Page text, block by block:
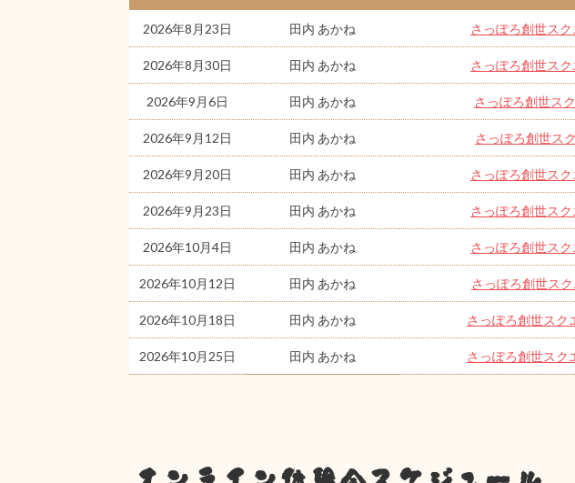
2026年8月23日 田内 あかね さっぽろ創世ス
2026年8月30日 田内 あかね さっぽろ創世ス
2026年9月6日 田内 あかね さっぽろ創世ス
2026年9月12日 田内 あかね さっぽろ創世ス
2026年9月20日 田内 あかね さっぽろ創世ス
2026年9月23日 田内 あかね さっぽろ創世ス
2026年10月4日 田内 あかね さっぽろ創世ス
2026年10月12日 田内 あかね さっぽろ創世ス
2026年10月18日 田内 あかね さっぽろ創世スク
2026年10月25日 田内 あかね さっぽろ創世スク